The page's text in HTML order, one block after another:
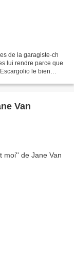
de la garagiste-ch
lui rendre parce que
le bien
Van